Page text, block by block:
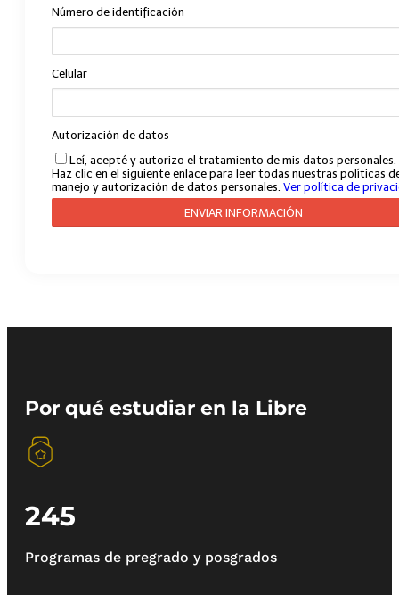
Por qué estudiar en la Libre
245
Programas de pregrado y posgrados